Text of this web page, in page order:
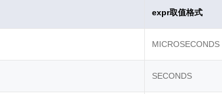
expr取值格式
MICROSECONDS
SECONDS